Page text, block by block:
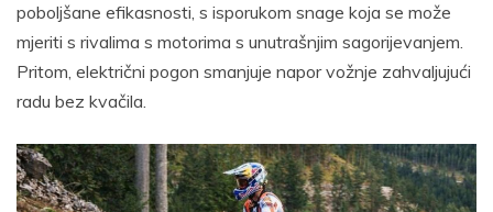
poboljšane efikasnosti, s isporukom snage koja se može
mjeriti s rivalima s motorima s unutrašnjim sagorijevanjem.
Pritom, električni pogon smanjuje napor vožnje zahvaljujući
radu bez kvačila.